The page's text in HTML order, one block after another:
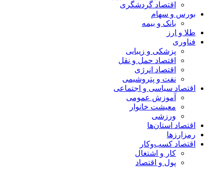
اقتصاد گردشگری
بورس و سهام
بانک و بیمه
طلا و ارز
فناوری
پزشکی و زیبایی
اقتصاد حمل و نقل
اقتصاد انرژی
نفت و پتروشیمی
اقتصاد سیاسی و اجتماعی
آموزش عمومی
معیشت خانوار
ورزشی
اقتصاد استان‌ها
رمزارزها
اقتصاد کسب‌و‌کار
کار و اشتغال
پول و اقتصاد